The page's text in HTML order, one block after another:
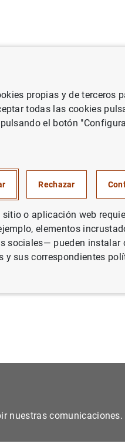
de Reservas firman un acuerdo
y el Fondo
un acuerdo
Fondo
nuestras comunicaciones.
propias y de terceros
todas las cookies
el botón
Rechazar
o aplicación web
elementos
sociales— pueden
y sus correspondientes